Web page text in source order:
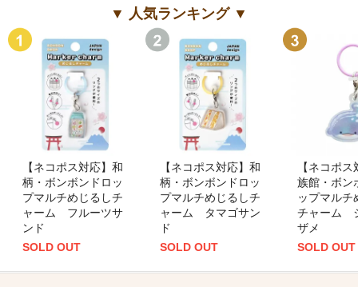
▼ 人気ランキング ▼
【ネコポス対応】和
柄・ボンボンドロッ
プマルチめじるしチ
ャーム フルーツサ
ンド
SOLD OUT
【ネコポス対応】和
柄・ボンボンドロッ
プマルチめじるしチ
ャーム タマゴサン
ド
SOLD OUT
【ネコポ
族館・ボン
ップマルチ
チャーム
ザメ
SOLD OUT